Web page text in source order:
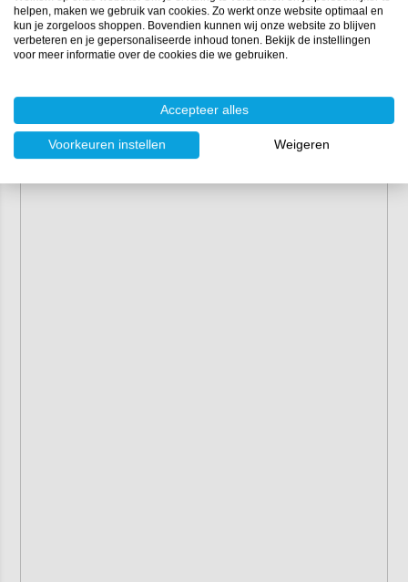
helpen, maken we gebruik van cookies. Zo werkt onze website optimaal en
kun je zorgeloos shoppen. Bovendien kunnen wij onze website zo blijven
verbeteren en je gepersonaliseerde inhoud tonen. Bekijk de instellingen
voor meer informatie over de cookies die we gebruiken.
Accepteer alles
Voorkeuren instellen Weigeren